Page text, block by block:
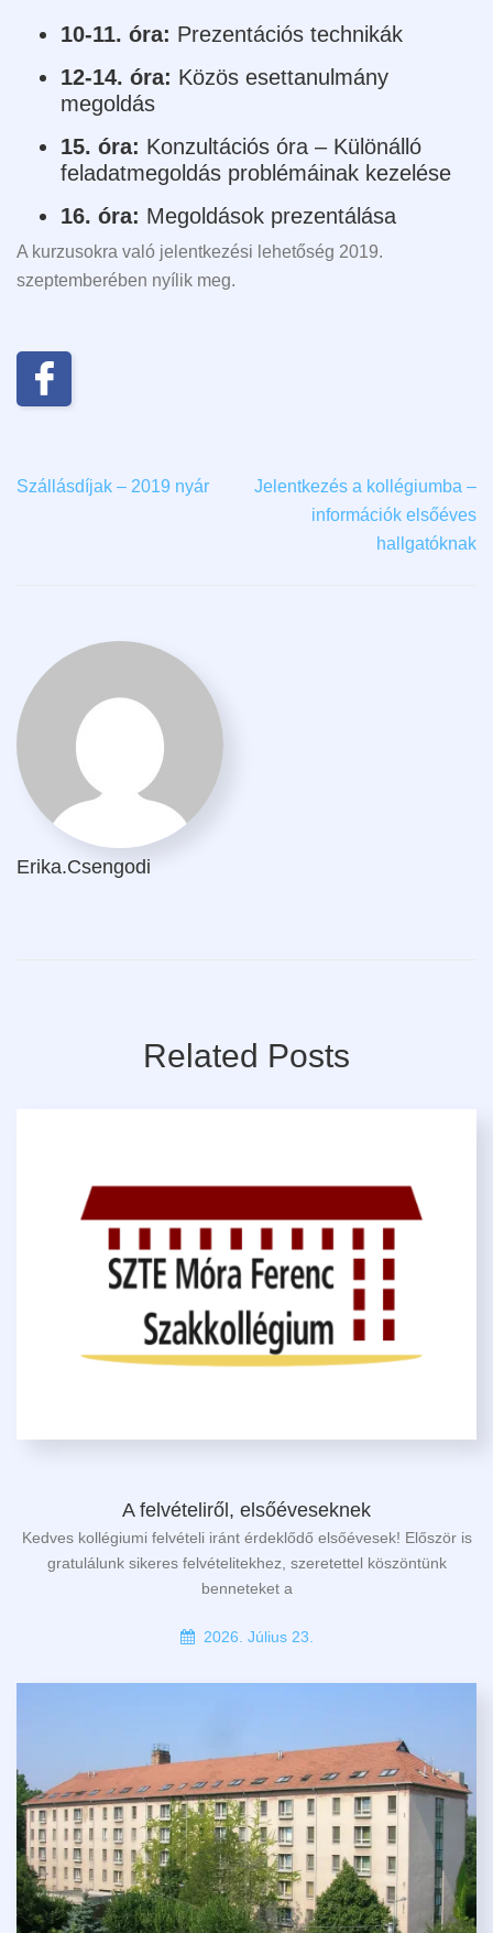
10-11. óra: Prezentációs technikák
12-14. óra: Közös esettanulmány
megoldás
15. óra: Konzultációs óra – Különálló
feladatmegoldás problémáinak kezelése
16. óra: Megoldások prezentálása
A kurzusokra való jelentkezési lehetőség 2019.
szeptemberében nyílik meg.
Szállásdíjak – 2019 nyár
Jelentkezés a kollégiumba –
információk elsőéves
hallgatóknak
Erika.csengodi
Related Posts
A felvételiről, elsőéveseknek
Kedves kollégiumi felvételi iránt érdeklődő elsőévesek! Először is
gratulálunk sikeres felvételitekhez, szeretettel köszöntünk
benneteket a
2026. Július 23.